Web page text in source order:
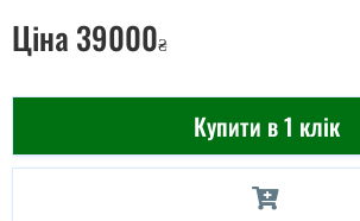
Ціна 39000₴
Купити в 1 клік